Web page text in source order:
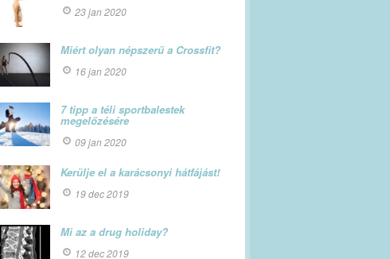
23 jan 2020
Miért olyan népszerű a Crossfit?
16 jan 2020
7 tipp a téli sportbalestek
megelőzésére
09 jan 2020
Kerülje el a karácsonyi hátfájást!
19 dec 2019
Mi az a drug holiday?
12 dec 2019